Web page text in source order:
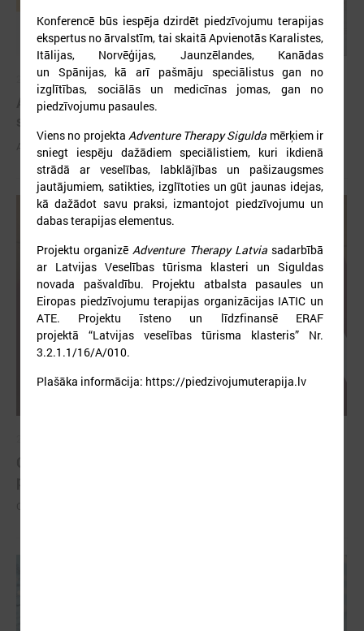
2026. gada 03. jūnijs
Aicina pašvaldības pieteikties mācībām "Drošība
Aicina pašvaldības pieteikties mācībām "Drošība sākas ar Tevi!"
Konferencē būs iespēja dzirdēt piedzīvojumu terapijas
ekspertus no ārvalstīm, tai skaitā Apvienotās Karalistes,
Itālijas, Norvēģijas, Jaunzēlandes, Kanādas
un Spānijas, kā arī pašmāju speciālistus gan no
izglītības, sociālās un medicīnas jomas, gan no
piedzīvojumu pasaules.
Viens no projekta Adventure Therapy Sigulda mērķiem ir
sniegt iespēju dažādiem speciālistiem, kuri ikdienā
strādā ar veselības, labklājības un pašizaugsmes
jautājumiem, satikties, izglītoties un gūt jaunas idejas,
kā dažādot savu praksi, izmantojot piedzīvojumu un
dabas terapijas elementus.
Projektu organizēAdventure Therapy Latviasadarbībā
ar Latvijas Veselības tūrisma klasteri un Siguldas
novada pašvaldību. Projektu atbalsta pasaules un
Eiropas piedzīvojumu terapijas organizācijas IATIC un
ATE. Projektu īsteno un līdzfinansē ERAF
projektā “Latvijas veselības tūrisma klasteris” Nr.
3.2.1.1/16/A/010.
Plašāka informācija: https://piedzivojumuterapija.lv